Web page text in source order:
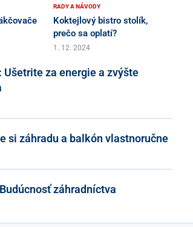
RADY A NÁVODY
Koktejlový bistro stolík,
prečo sa oplatí?
1. 12. 2024
za energie a zvýšte
si záhradu a balkón vlastnoručne
záhradníctva